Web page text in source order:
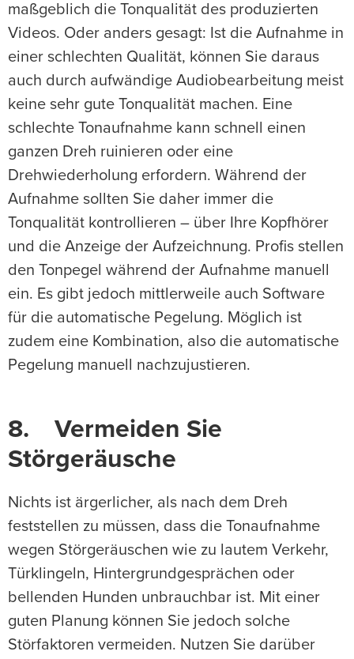
maßgeblich die Tonqualität des produzierten
Videos. Oder anders gesagt: Ist die Aufnahme in
einer schlechten Qualität, können Sie daraus
auch durch aufwändige Audiobearbeitung meist
keine sehr gute Tonqualität machen. Eine
schlechte Tonaufnahme kann schnell einen
ganzen Dreh ruinieren oder eine
Drehwiederholung erfordern. Während der
Aufnahme sollten Sie daher immer die
Tonqualität kontrollieren – über Ihre Kopfhörer
und die Anzeige der Aufzeichnung. Profis stellen
den Tonpegel während der Aufnahme manuell
ein. Es gibt jedoch mittlerweile auch Software
für die automatische Pegelung. Möglich ist
zudem eine Kombination, also die automatische
Pegelung manuell nachzujustieren.
8. Vermeiden Sie
Störgeräusche
Nichts ist ärgerlicher, als nach dem Dreh
feststellen zu müssen, dass die Tonaufnahme
wegen Störgeräuschen wie zu lautem Verkehr,
Türklingeln, Hintergrundgesprächen oder
bellenden Hunden unbrauchbar ist. Mit einer
guten Planung können Sie jedoch solche
Störfaktoren vermeiden. Nutzen Sie darüber